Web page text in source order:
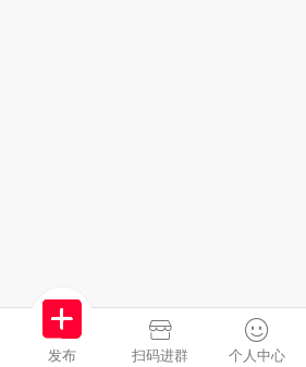
发布 扫码进群 个人中心